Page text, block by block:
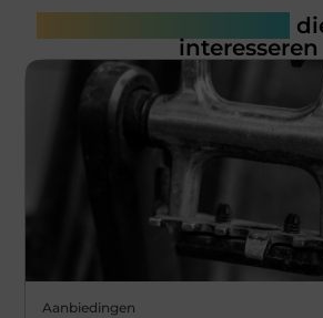
interesseren
Aanbiedingen